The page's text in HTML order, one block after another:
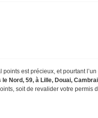
est précieux, et pourtant
Nord, 59, à Lille, Douai,
soit de revalider votre permis